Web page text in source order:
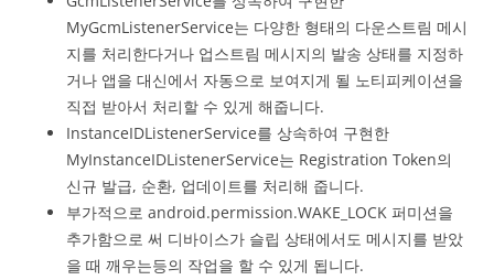
MyGcmListenerService는 다양한 형태의 다운스트림 메시
지를 처리한다거나 업스트림 메시지의 발송 상태를 지정하
거나 앱을 대신에서 자동으로 보여지게 될 노티피케이션을
직접 받아서 처리할 수 있게 해줍니다.
InstanceIDListenerService를 상속하여 구현한
MyInstanceIDListenerService는 Registration Token의
신규 발급, 순환, 업데이트를 처리해 줍니다.
부가적으로 android.permission.WAKE_LOCK 퍼미션을
추가함으로 써 디바이스가 슬립 상태에서도 메시지를 받았
을 때 깨우는등의 작업을 할 수 있게 됩니다.